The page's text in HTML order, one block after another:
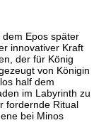
Epos später
innovativer Kraft
der für König
von Königin
half dem
im Labyrinth zu
fordernde Ritual
bei Minos